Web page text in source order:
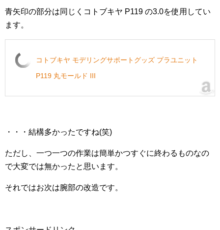
青矢印の部分は同じくコトブキヤ P119 の3.0を使用してい
ます。
コトブキヤ モデリングサポートグッズ プラユニット
P119 丸モールド III
・・・結構多かったですね(笑)
ただし、一つ一つの作業は簡単かつすぐに終わるものなの
で大変では無かったと思います。
それではお次は腕部の改造です。